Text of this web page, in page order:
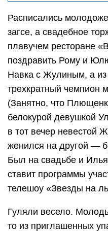
Расписались
загсе, а свадебное
плавучем ресторане
поздравить Рому и
Навка с Жулиным, а
трехкратный чемпион
(Занятно, что
белокурой девушкой
в тот вечер невестой
женился на другой —
Был на свадьбе и
ставит программы
телешоу «Звезды на
Гуляли весело.
то из приглашенных